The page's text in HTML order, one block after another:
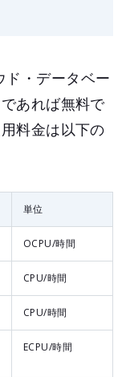
・データベー
あれば無料で
料金は以下の
単位
OCPU/時間
CPU/時間
CPU/時間
ECPU/時間